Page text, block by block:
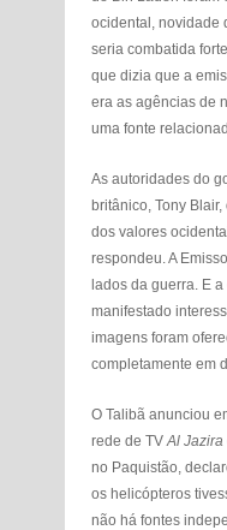
ocidental, novidade
seria combatida
que dizia que a
era as agências de
uma fonte
As autoridades do
britânico, Tony
dos valores
respondeu. A
lados da guerra. E a
manifestado
imagens foram
completamente em
O Talibã anunciou
rede de TVAl Jazira
no Paquistão,
os helicópteros
não há fontes